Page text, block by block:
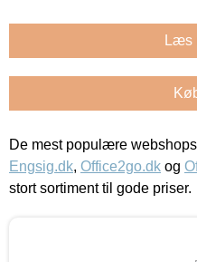
Læs
De mest populære
Engsig.dk, Office2go.dk og
stort sortiment til gode priser.